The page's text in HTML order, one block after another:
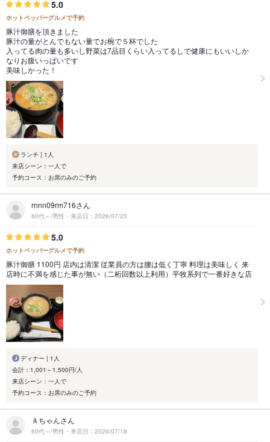
5.0
ホットペッパーグルメで予約
豚汁御膳を頂きました
豚汁の量がとんでもない量でお椀で５杯でした
入ってる肉の量も多いし野菜は7品目くらい入ってるしで健康にもいいしか
なりお腹いっぱいです
美味しかった！
ランチ | 1人
来店シーン：一人で
予約コース：お席のみのご予約
rnnn09rm716さん
60代～/男性・来店日：2026/07/25
5.0
ホットペッパーグルメで予約
豚汁御膳 1100円 店内は清潔 従業員の方は腰は低く丁寧 料理は美味しく 来
店時に不満を感じた事が無い（二桁回数以上利用）平牧系列で一番好きな店
ディナー | 1人
会計：1,001～1,500円/人
来店シーン：一人で
予約コース：お席のみのご予約
Ａちゃんさん
60代～/男性・来店日：2026/07/18